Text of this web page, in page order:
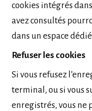
cookies intégrés
avez consultés
dans un espace
Refuser les cookies
Si vous refusez
terminal, ou si vous
enregistrés, vous ne